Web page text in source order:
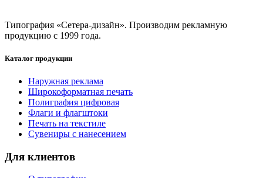
Типография «Сетера-дизайн». Производим рекламную
продукцию с 1999 года.
Каталог продукции
Наружная реклама
Широкоформатная печать
Полиграфия цифровая
Флаги и флагштоки
Печать на текстиле
Сувениры с нанесением
Для клиентов